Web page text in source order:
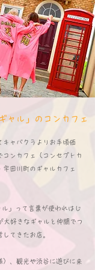
ャル」のコンカフェ
キャバクラよりお手頃価
ンカフェ（コンセプトカ
宇田川町のギャルカフェ
」って言葉が使われはじ
大好きなギャルと仲間でつ
てきたお店。
）、観光や渋谷に遊びに来